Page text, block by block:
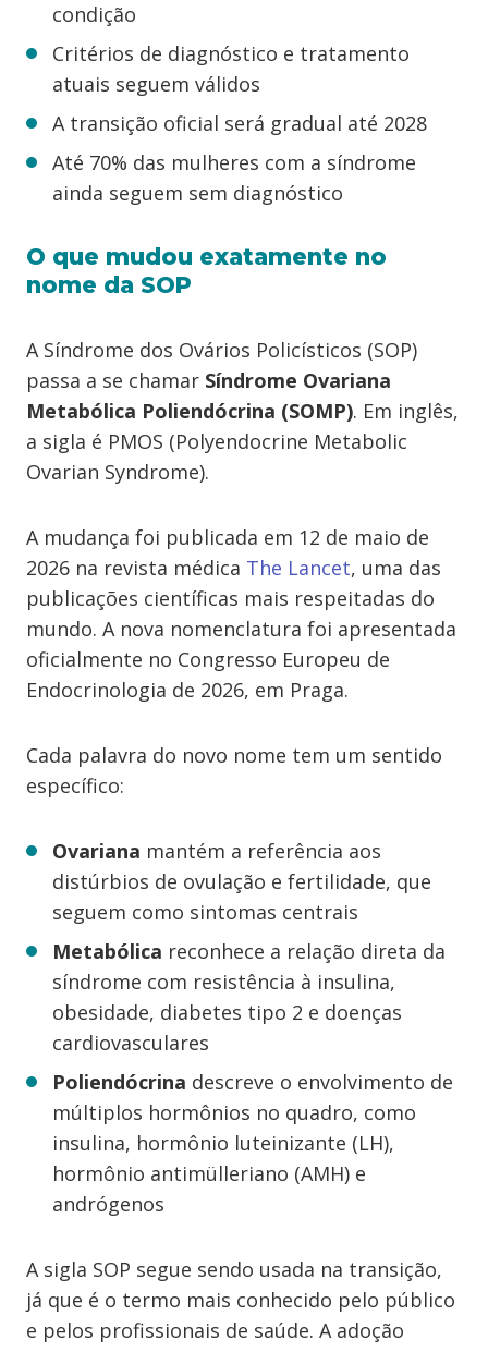
condição
Critérios de diagnóstico e tratamento
atuais seguem válidos
A transição oficial será gradual até 2028
Até 70% das mulheres com a síndrome
ainda seguem sem diagnóstico
O que mudou exatamente no
nome da SOP
A Síndrome dos Ovários Policísticos (SOP)
passa a se chamar Síndrome Ovariana
Metabólica Poliendócrina (SOMP). Em inglês,
a sigla é PMOS (Polyendocrine Metabolic
Ovarian Syndrome).
A mudança foi publicada em 12 de maio de
2026 na revista médica The Lancet, uma das
publicações científicas mais respeitadas do
mundo. A nova nomenclatura foi apresentada
oficialmente no Congresso Europeu de
Endocrinologia de 2026, em Praga.
Cada palavra do novo nome tem um sentido
específico:
Ovariana mantém a referência aos
distúrbios de ovulação e fertilidade, que
seguem como sintomas centrais
Metabólica reconhece a relação direta da
síndrome com resistência à insulina,
obesidade, diabetes tipo 2 e doenças
cardiovasculares
Poliendócrina descreve o envolvimento de
múltiplos hormônios no quadro, como
insulina, hormônio luteinizante (LH),
hormônio antimülleriano (AMH) e
andrógenos
A sigla SOP segue sendo usada na transição,
já que é o termo mais conhecido pelo público
e pelos profissionais de saúde. A adoção